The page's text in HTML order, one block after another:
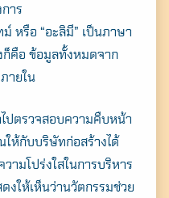
าร
ม์ หรือ “อะลิมี” เป็นภาษา
ก็คือ ข้อมูลทั้งหมดจาก
ายใน
ปตรวจสอบความคืบหน้า
ให้กับบริษัทก่อสร้างได้
วามโปร่งใสในการบริหาร
งให้เห็นว่านวัตกรรมช่วย